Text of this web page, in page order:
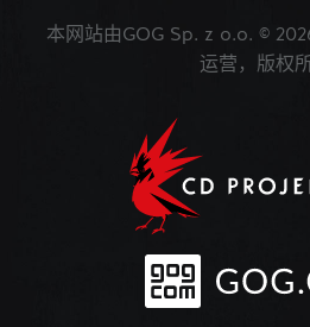
本网站由GOG Sp. z o.o. ©
运营，版权